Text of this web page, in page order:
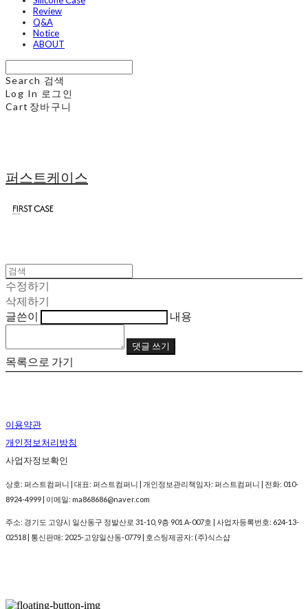
Review
Q&A
Notice
ABOUT
Search 검색
Log In 로그인
Cart 장바구니
퍼스트케이스
수정하기
삭제하기
글쓴이
내용
댓글 쓰기
목록으로 가기
이용약관
개인정보처리방침
사업자정보확인
상호: 퍼스트컴퍼니 | 대표: 퍼스트컴퍼니 | 개인정보관리책임자: 퍼스트컴퍼니 | 전화: 010-
8924-4999 | 이메일: ma868686@naver.com
주소: 경기도 고양시 일산동구 정발산로 31-10, 9층 901 A-007호 | 사업자등록번호: 624-13-
02518 | 통신판매: 2025-고양일산동-0779 | 호스팅제공자: (주)식스샵